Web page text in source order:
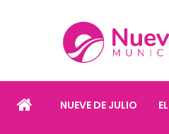
NUEVE DE JULIO